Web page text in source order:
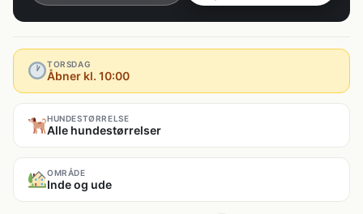
TORSDAG
Åbner kl. 10:00
HUNDESTØRRELSE
Alle hundestørrelser
OMRÅDE
Inde og ude